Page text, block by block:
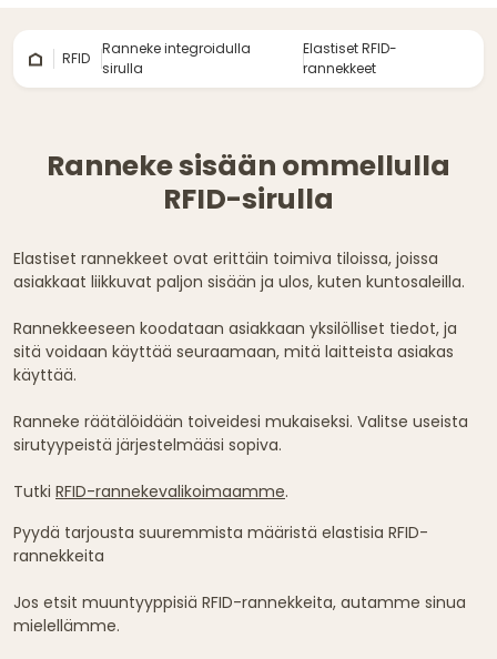
RFID
Ranneke integroidulla
sirulla
Elastiset RFID-
rannekkeet
Ranneke sisään ommellulla
RFID-sirulla
Elastiset rannekkeet ovat erittäin toimiva tiloissa, joissa
asiakkaat liikkuvat paljon sisään ja ulos, kuten kuntosaleilla.
Rannekkeeseen koodataan asiakkaan yksilölliset tiedot, ja
sitä voidaan käyttää seuraamaan, mitä laitteista asiakas
käyttää.
Ranneke räätälöidään toiveidesi mukaiseksi. Valitse useista
sirutyypeistä järjestelmääsi sopiva.
Tutki RFID-rannekevalikoimaamme.
Pyydä tarjousta suuremmista määristä elastisia RFID-
rannekkeita
Jos etsit muuntyyppisiä RFID-rannekkeita, autamme sinua
mielellämme.